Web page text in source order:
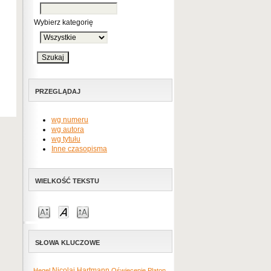
Wybierz kategorię
PRZEGLĄDAJ
wg numeru
wg autora
wg tytułu
Inne czasopisma
WIELKOŚĆ TEKSTU
SŁOWA KLUCZOWE